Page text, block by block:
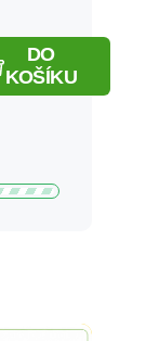
DO
KOŠÍKU